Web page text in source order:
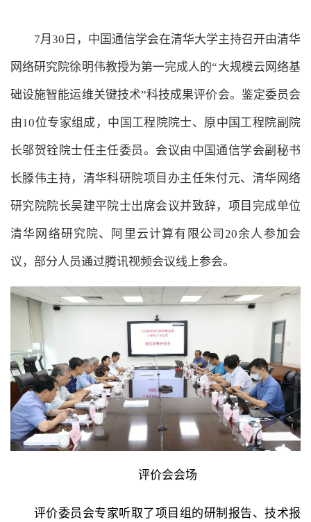
7月30日，中国通信学会在清华大学主持召开由清华
网络研究院徐明伟教授为第一完成人的“大规模云网络基
础设施智能运维关键技术”科技成果评价会。鉴定委员会
由10位专家组成，中国工程院院士、原中国工程院副院
长邬贺铨院士任主任委员。会议由中国通信学会副秘书
长滕伟主持，清华科研院项目办主任朱付元、清华网络
研究院院长吴建平院士出席会议并致辞，项目完成单位
清华网络研究院、阿里云计算有限公司20余人参加会
议，部分人员通过腾讯视频会议线上参会。
评价会会场
评价委员会专家听取了项目组的研制报告、技术报